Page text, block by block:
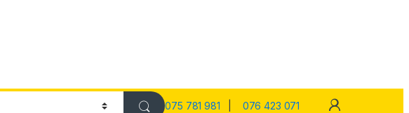
075 781 981 076 423 071